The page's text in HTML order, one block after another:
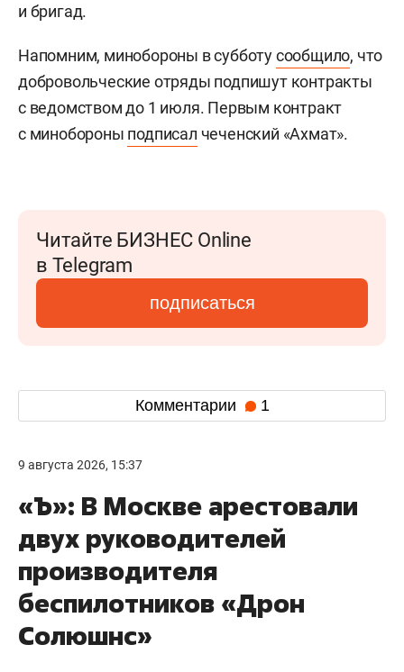
и бригад.
Напомним, минобороны в субботусообщило, что
добровольческие отряды подпишут контракты
с ведомством до 1 июля. Первым контракт
с минобороны подписал чеченский «Ахмат».
Читайте БИЗНЕС Online
в Telegram
подписаться
Комментарии 1
9 августа 2026, 15:37
«Ъ»: В Москве арестовали
двух руководителей
производителя
беспилотников «Дрон
Солюшнс»